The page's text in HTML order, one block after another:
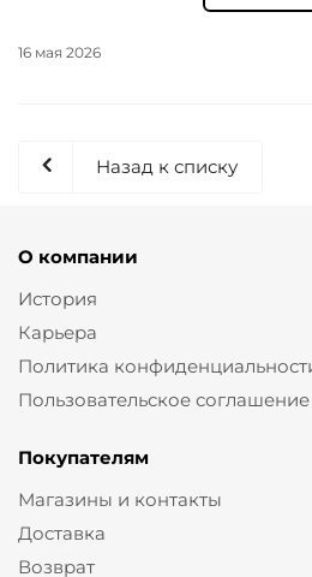
16 мая 2026
Назад к списку
О компании
История
Карьера
Политика
Пользовательское соглашение
Покупателям
Магазины и контакты
Доставка
Возврат